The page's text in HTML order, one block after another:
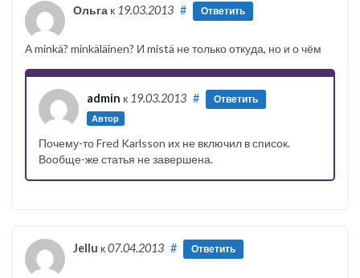
Ольга к 19.03.2013 # Ответить
А minkä? minkäläinen? И mistä не только откуда, но и о чём
admin к 19.03.2013
Автор
# Ответить
Почему-то Fred Karlsson их не включил в список.
Вообще-же статья не завершена.
Jellu к07.04.2013 # Ответить